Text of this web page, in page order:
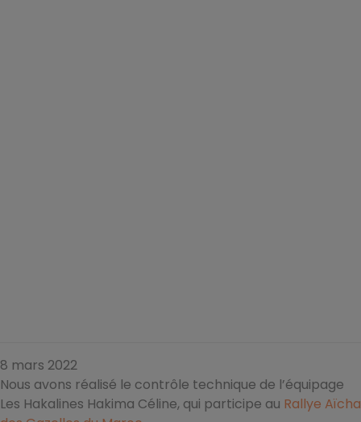
8 mars 2022
Nous avons réalisé le contrôle technique de l’équipage
Les Hakalines Hakima Céline, qui participe au Rallye Aïcha